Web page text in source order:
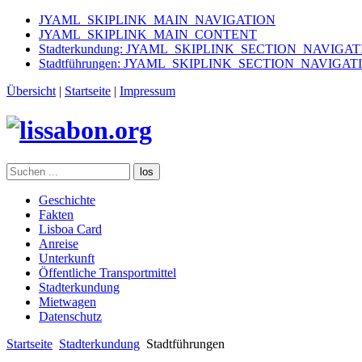
JYAML_SKIPLINK_MAIN_NAVIGATION
JYAML_SKIPLINK_MAIN_CONTENT
Stadterkundung:
Stadtführungen:
Übersicht | Startseite | Impressum
los
Geschichte
Fakten
Lisboa Card
Anreise
Unterkunft
Öffentliche Transportmittel
Stadterkundung
Mietwagen
Datenschutz
Startseite Stadterkundung Stadtführungen